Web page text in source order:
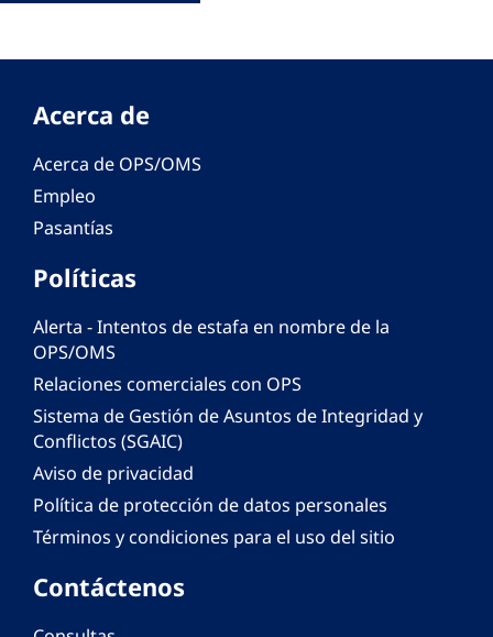
Acerca de
Acerca de OPS/OMS
Empleo
Pasantías
Políticas
Alerta - Intentos de estafa en nombre de la
OPS/OMS
Relaciones comerciales con OPS
Sistema de Gestión de Asuntos de Integridad y
Conflictos (SGAIC)
Aviso de privacidad
Política de protección de datos personales
Términos y condiciones para el uso del sitio
Contáctenos